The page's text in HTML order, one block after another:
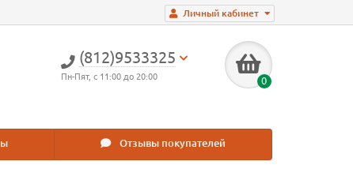
Личный кабинет
(812)9533325
Пн-Пят, с 11:00 до 20:00 0
Отзывы покупателей